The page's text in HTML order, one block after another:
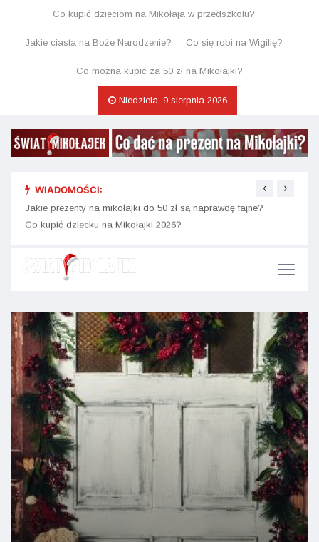
Co kupić dzieciom na Mikołaja w przedszkolu?
Jakie ciasta na Boże Narodzenie? Co się robi na Wigilię?
Co można kupić za 50 zł na Mikołajki?
Niedziela, 9 sierpnia 2026
WIADOMOŚCI:
Jakie prezenty na mikołajki do 50 zł są naprawdę fajne?
‹ ›